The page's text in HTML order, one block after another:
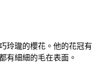
玲瓏的櫻花。他的花冠有
有細細的毛在表面。